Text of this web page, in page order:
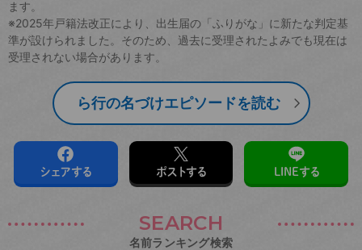
ます。
※2025年戸籍法改正により、出生届の「ふりがな」に新たな判定基
準が設けられました。そのため、過去に受理されたよみでも現在は
受理されない場合があります。
ら行の名づけエピソードを読む
シェアする ポストする LINEする
SEARCH
名前ランキング検索